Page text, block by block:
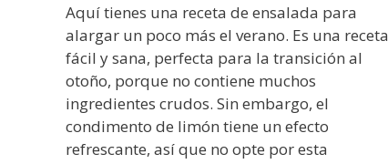
Aquí tienes una receta de ensalada para
alargar un poco más el verano. Es una receta
fácil y sana, perfecta para la transición al
otoño, porque no contiene muchos
ingredientes crudos. Sin embargo, el
condimento de limón tiene un efecto
refrescante, así que no opte por esta